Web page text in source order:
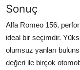
Sonuç
Alfa Romeo 156,
ideal bir seçimdir.
olumsuz yanları
değeri ile birçok